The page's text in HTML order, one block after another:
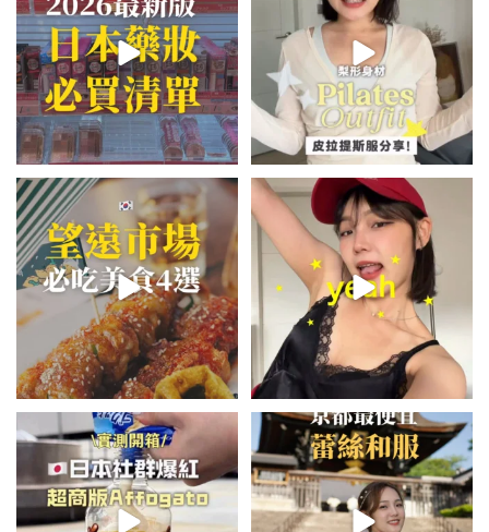
118 17 48 20
\🇰🇷韓國望遠市場4家必吃美食
😋/
💭留言「望遠市場」傳地址給你
337 59
summer outfit⋆.˚✮🎧✮˚.⋆
夏日穿搭最需要單品！...
729 43
\🇯🇵日本爆紅!超商版Affogato
🍨☕️/
🏷️#吉推日本🇯🇵...
116 26
💭留言「蕾絲」傳預約🔗給你！
\🇯🇵京都最便宜蕾絲和服推
薦！/...
100 74